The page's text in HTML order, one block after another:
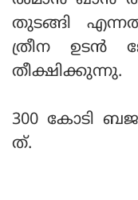
തുടങ്ങി
ത്രീന ഉടന്‍
തീക്ഷിക്കുന്നു.
300 കോടി
ത്.